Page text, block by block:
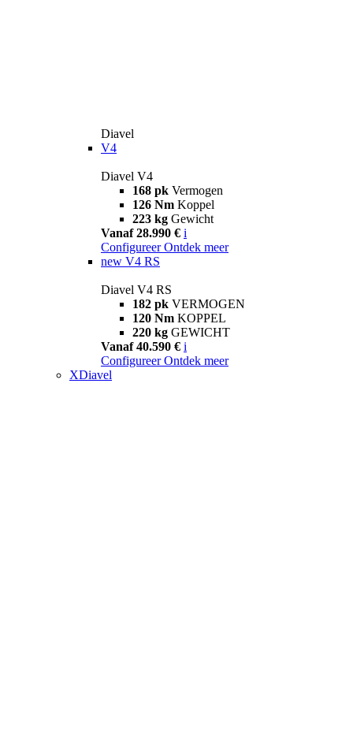
Diavel
V4
Diavel V4
168 pk Vermogen
126 Nm Koppel
223 kg Gewicht
Vanaf 28.990 € i
Configureer Ontdek meer
new V4 RS
Diavel V4 RS
182 pk VERMOGEN
120 Nm KOPPEL
220 kg GEWICHT
Vanaf 40.590 € i
Configureer Ontdek meer
XDiavel